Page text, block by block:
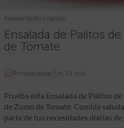
Recetas fáciles y rápidas
Ensalada de Palitos
de Tomate
Principiante < 15 min
Prueba esta Ensalada de Palitos
de Zumo de Tomate. Comida
parte de tus necesidades diarias de